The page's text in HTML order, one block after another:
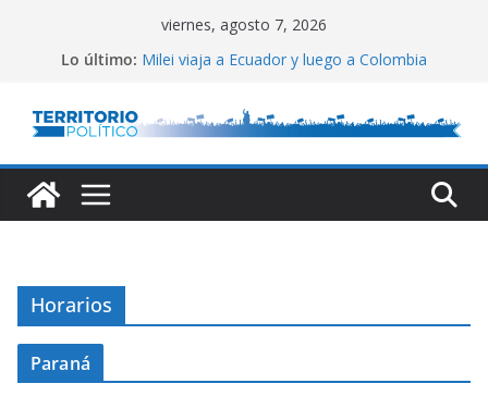
viernes, agosto 7, 2026
Lo último: Milei viaja a Ecuador y luego a Colombia
Reservas del Central: gran aumento
Horarios
Paraná